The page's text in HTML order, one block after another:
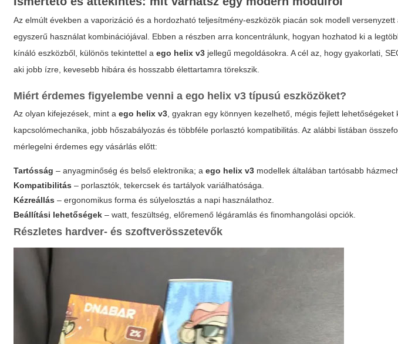
Az elmúlt években a vaporizáció és a hordozható teljesítmény‑eszközök piacán sok modell
egyszerű használat kombinációjával. Ebben a részben arra koncentrálunk, hogyan hozhatod ki a
kínáló eszközből, különös tekintettel aego helix v3 jellegű megoldásokra. A cél az, hogy gyakorlati,
aki jobb ízre, kevesebb hibára és hosszabb élettartamra törekszik.
Miért érdemes figyelembe venni aego helix v3 típusú eszközöket?
Az olyan kifejezések, mint aego helix v3 , gyakran egy könnyen kezelhető, mégis fejlett
kapcsolómechanika, jobb hőszabályozás és többféle porlasztó kompatibilitás. Az alábbi listában
mérlegelni érdemes egy vásárlás előtt:
Tartósság – anyagminőség és belső elektronika; aego helix v3 modellek általában tartósabb
Kompatibilitás – porlasztók, tekercsek és tartályok variálhatósága.
Kézreállás – ergonomikus forma és súlyelosztás a napi használathoz.
Beállítási lehetőségek – watt, feszültség, előremenő légáramlás és finomhangolási opciók.
Részletes hardver- és szoftverösszetevők